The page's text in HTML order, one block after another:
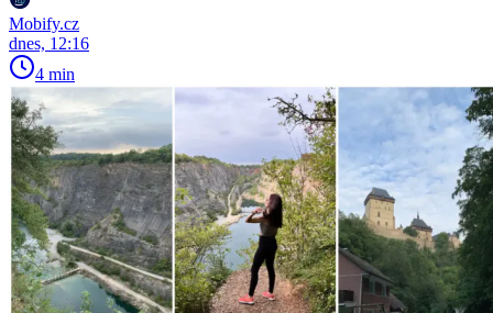
Mobify.cz
dnes, 12:16
4 min